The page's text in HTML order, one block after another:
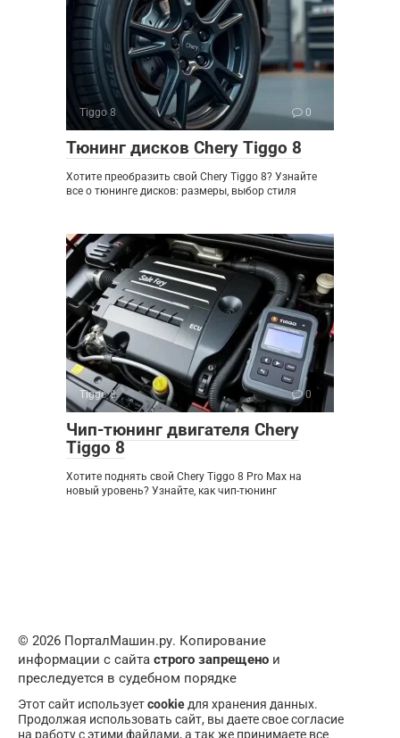
Tiggo 8 0
Тюнинг дисков Chery Tiggo 8
Хотите преобразить свой Chery Tiggo 8? Узнайте
все о тюнинге дисков: размеры, выбор стиля
Tiggo 8 0
Чип-тюнинг двигателя Chery
Tiggo 8
Хотите поднять свой Chery Tiggo 8 Pro Max на
новый уровень? Узнайте, как чип-тюнинг
© 2026 ПорталМашин.ру. Копирование
информации с сайта строго запрещено и
преследуется в судебном порядке
Этот сайт используетcookie для хранения данных.
Продолжая использовать сайт, вы даете свое согласие
на работу с этими файлами, а так же принимаете все